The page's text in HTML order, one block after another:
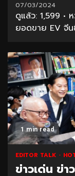
07/03/2024
ดูแล้ว: 1,599 •
ยอดขาย EV จีน
1 min read
EDITOR TALK
ข่าวเด่น ข่